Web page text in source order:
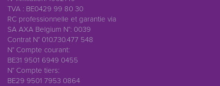
TVA : BE0429 99 80 30
RC professionnelle et garantie via
SA AXA Belgium N°: 0039
Contrat N° 010.730.477 548
N° Compte courant:
BE31 9501 6949 0455
N° Compte tiers:
BE29 9501 7953 0864